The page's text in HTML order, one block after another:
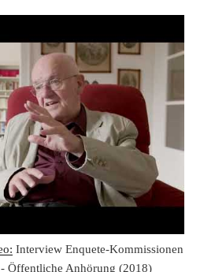
Interview Enquete-Kommissionen
- Öffentliche Anhörung (2018)